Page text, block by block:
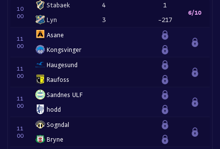
10
00
Stabaek
Lyn
4
3
1
-217
6/10
11
00
Asane
Kongsvinger
11
00
Haugesund
Raufoss
11
00
Sandnes ULF
hodd
11
00
Sogndal
Bryne